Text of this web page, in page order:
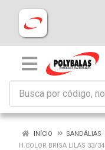
INÍCIO SANDÁLIAS
H.COLOR BRISA LILAS 33/34